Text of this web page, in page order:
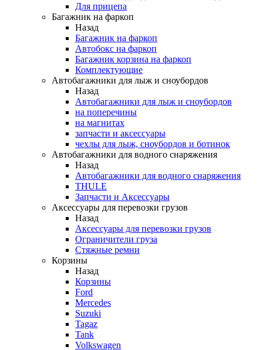
Для прицепа
Багажник на фаркоп
Назад
Багажник на фаркоп
Автобокс на фаркоп
Багажник корзина на фаркоп
Комплектующие
Автобагажники для лыж и сноубордов
Назад
Автобагажники для лыж и сноубордов
на поперечины
на магнитах
запчасти и аксессуары
чехлы для лыж, сноубордов и ботинок
Автобагажники для водного снаряжения
Назад
Автобагажники для водного снаряжения
THULE
Запчасти и Аксессуары
Аксессуары для перевозки грузов
Назад
Аксессуары для перевозки грузов
Ограничители груза
Стяжные ремни
Корзины
Назад
Корзины
Ford
Mercedes
Suzuki
Tagaz
Tank
Volkswagen